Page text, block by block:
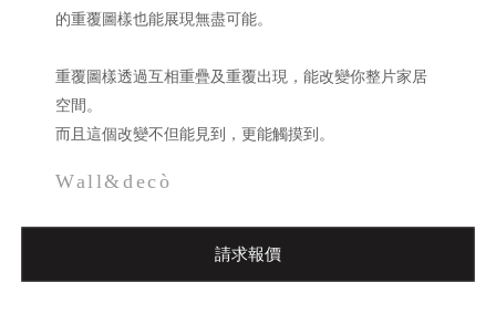
的重覆圖樣也能展現無盡可能。
重覆圖樣透過互相重疊及重覆出現，能改變你整片家居
空間。
而且這個改變不但能見到，更能觸摸到。
Wall&decò